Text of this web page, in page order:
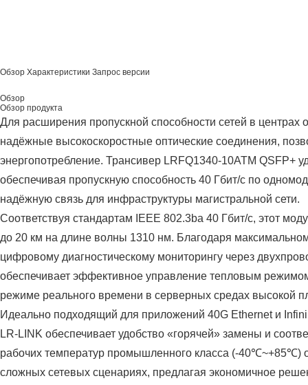
Обзор Характеристики Запрос версии
Обзор
Обзор продукта
Для расширения пропускной способности сетей в центрах
надёжные высокоскоростные оптические соединения,
энергопотребление. Трансивер LRFQ1340-10ATM QSFP+
обеспечивая пропускную способность 40 Гбит/с по
надёжную связь для инфраструктуры магистральной сети.
Соответствуя стандартам IEEE 802.3ba 40 Гбит/с, этот
до 20 км на длине волны 1310 нм. Благодаря
цифровому диагностическому мониторингу через
обеспечивает эффективное управление тепловым
режиме реального времени в серверных средах высокой
Идеально подходящий для приложений 40G Ethernet и
LR-LINK обеспечивает удобство «горячей» замены и
рабочих температур промышленного класса (-40℃~+85℃)
сложных сетевых сценариях, предлагая экономичное